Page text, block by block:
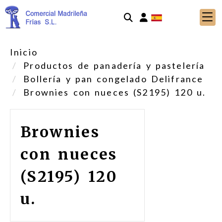
Identifícate
Inicio
Productos de panadería y pastelería
Bollería y pan congelado Delifrance
Brownies con nueces (S2195) 120 u.
Brownies
con nueces
(S2195) 120
u.